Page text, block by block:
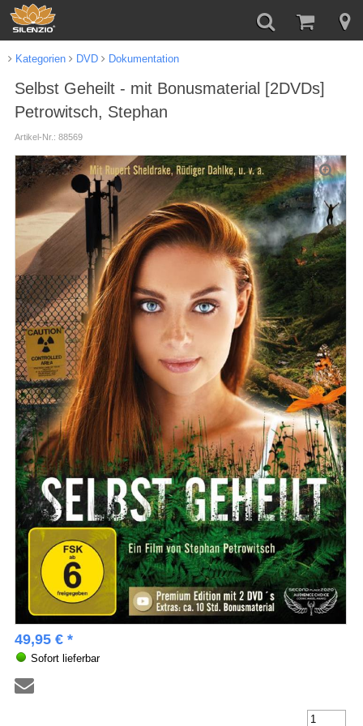
Kategorien DVD Dokumentation
Selbst Geheilt - mit Bonusmaterial [2DVDs]
Petrowitsch, Stephan
Artikel-Nr.: 88569
49,95 € *
Sofort lieferbar